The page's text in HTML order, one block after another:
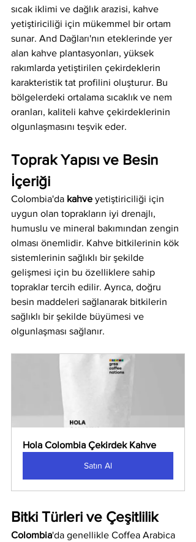
sıcak iklimi ve dağlık arazisi, kahve
yetiştiriciliği için mükemmel bir ortam
sunar. And Dağları'nın eteklerinde yer
alan kahve plantasyonları, yüksek
rakımlarda yetiştirilen çekirdeklerin
karakteristik tat profilini oluşturur. Bu
bölgelerdeki ortalama sıcaklık ve nem
oranları, kaliteli kahve çekirdeklerinin
olgunlaşmasını teşvik eder.
Toprak Yapısı ve Besin
İçeriği
Colombia'da kahve yetiştiriciliği için
uygun olan toprakların iyi drenajlı,
humuslu ve mineral bakımından zengin
olması önemlidir. Kahve bitkilerinin kök
sistemlerinin sağlıklı bir şekilde
gelişmesi için bu özelliklere sahip
topraklar tercih edilir. Ayrıca, doğru
besin maddeleri sağlanarak bitkilerin
sağlıklı bir şekilde büyümesi ve
olgunlaşması sağlanır.
Hola Colombia Çekirdek Kahve
Satın Al
Bitki Türleri ve Çeşitlilik
Colombia'da genellikle Coffea Arabica